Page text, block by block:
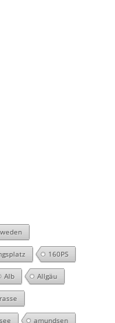
160PS
Alb Allgäu
amundsen